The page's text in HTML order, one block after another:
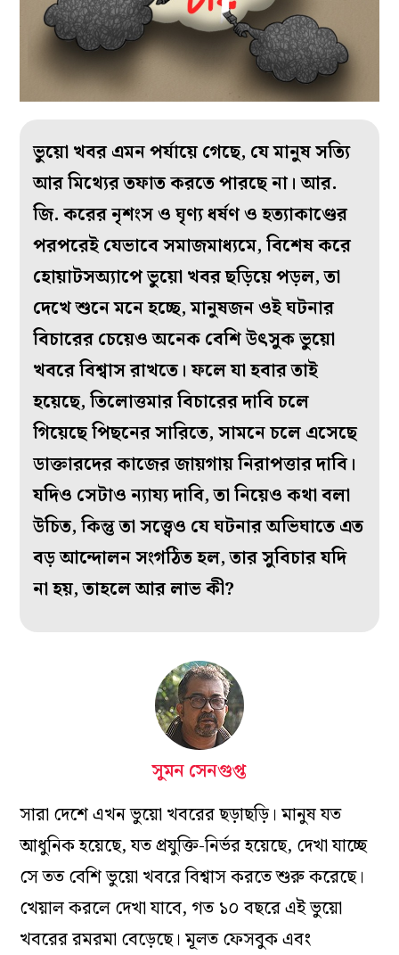
ভুয়ো খবর এমন পর্যায়ে গেছে, যে মানুষ সত্যি
আর মিথ্যের তফাত করতে পারছে না। আর.
জি. করের নৃশংস ও ঘৃণ্য ধর্ষণ ও হত্যাকাণ্ডের
পরপরেই যেভাবে সমাজমাধ্যমে, বিশেষ করে
হোয়াটসঅ্যাপে ভুয়ো খবর ছড়িয়ে পড়ল, তা
দেখে শুনে মনে হচ্ছে, মানুষজন ওই ঘটনার
বিচারের চেয়েও অনেক বেশি উৎসুক ভুয়ো
খবরে বিশ্বাস রাখতে। ফলে যা হবার তাই
হয়েছে, তিলোত্তমার বিচারের দাবি চলে
গিয়েছে পিছনের সারিতে, সামনে চলে এসেছে
ডাক্তারদের কাজের জায়গায় নিরাপত্তার দাবি।
যদিও সেটাও ন্যায্য দাবি, তা নিয়েও কথা বলা
উচিত, কিন্তু তা সত্ত্বেও যে ঘটনার অভিঘাতে এত
বড় আন্দোলন সংগঠিত হল, তার সুবিচার যদি
না হয়, তাহলে আর লাভ কী?
সুমন সেনগুপ্ত
সারা দেশে এখন ভুয়ো খবরের ছড়াছড়ি। মানুষ যত
আধুনিক হয়েছে, যত প্রযুক্তি-নির্ভর হয়েছে, দেখা যাচ্ছে
সে তত বেশি ভুয়ো খবরে বিশ্বাস করতে শুরু করেছে।
খেয়াল করলে দেখা যাবে, গত ১০ বছরে এই ভুয়ো
খবরের রমরমা বেড়েছে। মূলত ফেসবুক এবং